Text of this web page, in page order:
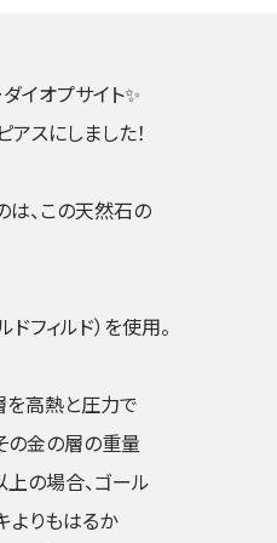
イオプサイト✨
スにしました！
は、この天然石の
フィルド）を使用。
を高熱と圧力で
の金の層の重量
の場合、ゴール
よりもはるか